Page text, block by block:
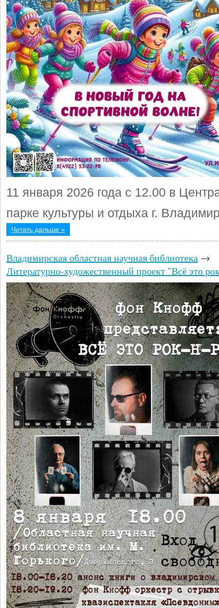
11 января 2026 года с 12.00 в
парке культуры и отдыха г.
Читать дальше »
Владимирская областная научная библиотека →
Литературно-художественный проект "Всё это